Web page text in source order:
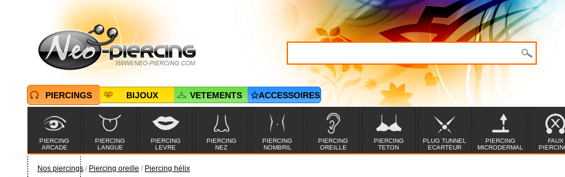
PIERCINGS
PIERCING
ARCADE
PIERCING
LANGUE
PIERCING
LEVRE
PIERCING
NEZ
PIERCING
NOMBRIL
PIERCING
OREILLE
PIERCING
TETON
PLUG TUNNEL
ECARTEUR
PIERCING
MICRODERMAL
FAUX
BIJOUX VETEMENTS ACCESSOIRES
Nos piercings / Piercing oreille / Piercing hélix